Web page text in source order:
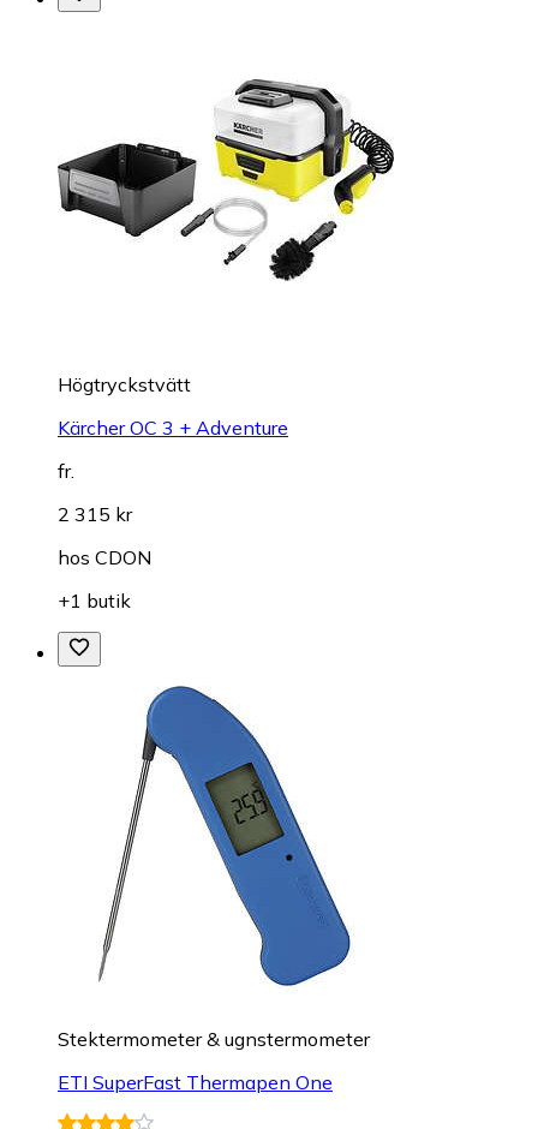
Högtryckstvätt
Kärcher OC 3 + Adventure
fr.
2 315 kr
hos CDON
+1 butik
Stektermometer & ugnstermometer
ETI SuperFast Thermapen One